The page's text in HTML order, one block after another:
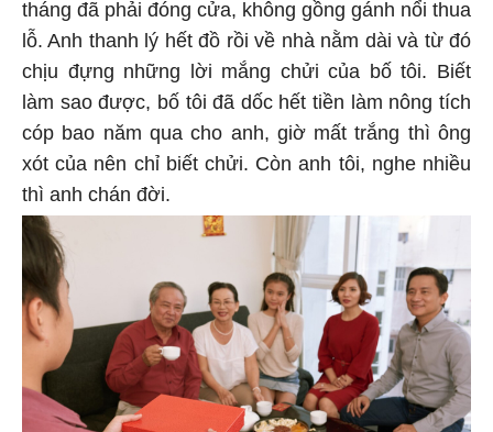
tháng đã phải đóng cửa, không gồng gánh nổi thua
lỗ. Anh thanh lý hết đồ rồi về nhà nằm dài và từ đó
chịu đựng những lời mắng chửi của bố tôi. Biết
làm sao được, bố tôi đã dốc hết tiền làm nông tích
cóp bao năm qua cho anh, giờ mất trắng thì ông
xót của nên chỉ biết chửi. Còn anh tôi, nghe nhiều
thì anh chán đời.